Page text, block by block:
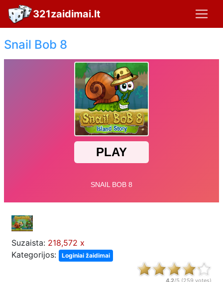
321zaidimai.lt
Snail Bob 8
Suzaista: 218,572 x
Kategorijos:
Loginiai žaidimai
4.2/5 (259 votes)